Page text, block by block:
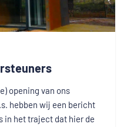
opening van ons
hebben wij een bericht
in het traject dat hier de